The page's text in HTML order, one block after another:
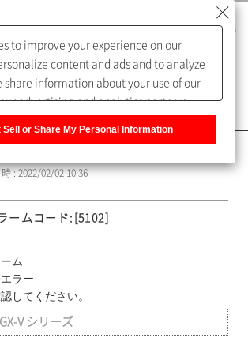
問（FAQ）
: 2022/02/02 10:36
ームコード:[5102]
ム
ラー
してください。
V シリーズ
to improve your experience on our
content and ads and to analyze
share information about your use of our
advertising and analytics partners,
information about you with our partners.
customize your cookie settings on our
Sell or Share My Personal Information